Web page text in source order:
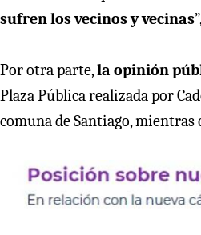
sufren los vecinos y vecinas
Por otra parte,la opinión
Plaza Pública realizada por
comuna de Santiago,